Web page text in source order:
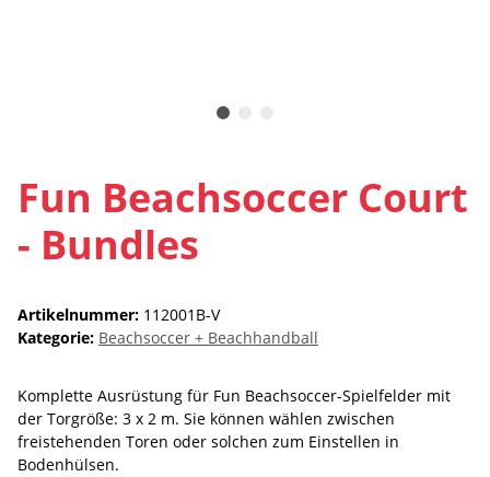
Fun Beachsoccer Court
- Bundles
Artikelnummer: 112001B-V
Kategorie: Beachsoccer + Beachhandball
Komplette Ausrüstung für Fun Beachsoccer-Spielfelder mit
der Torgröße: 3 x 2 m. Sie können wählen zwischen
freistehenden Toren oder solchen zum Einstellen in
Bodenhülsen.